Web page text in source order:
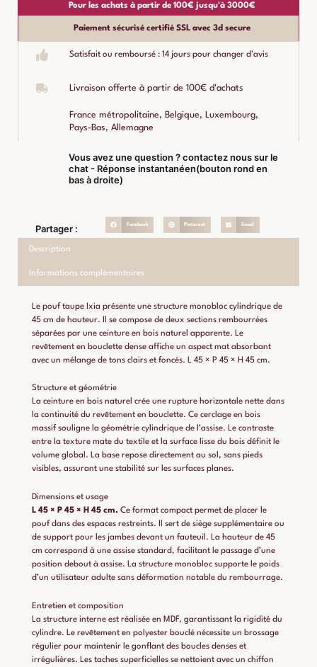
Pour les achats à partir de 100€ jusqu'à 3000€
Paiement sécurisé certifié SSL avec 3d secure
Satisfait ou remboursé : 14 jours pour changer d'avis
Livraison offerte à partir de 100€ d'achats
France métropolitaine, Belgique, Luxembourg,
Pays-Bas, Allemagne
Vous avez une question ? contactez nous sur le
chat - Réponse instantanéen(bouton rond en
bas à droite)
Partager : Facebook Pinterest Email
Description
Informations complémentaires
Le pouf taupe Ixia présente une structure monobloc cylindrique de
45 cm de hauteur. Il se compose de deux sections rembourrées
séparées par une ceinture en bois naturel apparente. Le
revêtement en bouclette dense affiche un aspect mat absorbant
avec un mélange de tons clairs et foncés. L 45 × P 45 × H 45 cm.
Structure et géométrie
La ceinture en bois naturel crée une rupture horizontale nette dans
la continuité du revêtement en bouclette. Ce cerclage en bois
massif souligne la géométrie cylindrique de l’assise. Le contraste
entre la texture mate du textile et la surface lisse du bois définit le
volume global. La base repose directement au sol, sans pieds
visibles, assurant une stabilité sur les surfaces planes.
Dimensions et usage
L 45 × P 45 × H 45 cm. Ce format compact permet de placer le
pouf dans des espaces restreints. Il sert de siège supplémentaire ou
de support pour les jambes devant un fauteuil. La hauteur de 45
cm correspond à une assise standard, facilitant le passage d’une
position debout à assise. La structure monobloc supporte le poids
d’un utilisateur adulte sans déformation notable du rembourrage.
Entretien et composition
La structure interne est réalisée en MDF, garantissant la rigidité du
cylindre. Le revêtement en polyester bouclé nécessite un brossage
régulier pour maintenir le gonflant des boucles denses et
irrégulières. Les taches superficielles se nettoient avec un chiffon